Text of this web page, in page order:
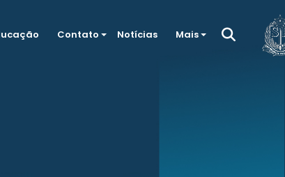
Contato Notícias Mais